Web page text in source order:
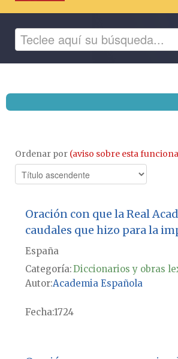
Ordenar por (aviso sobre esta
Oración con que la Real
caudales que hizo para la
España
Categoría:Diccionarios y obras
Autor Academia Española
Fecha1724